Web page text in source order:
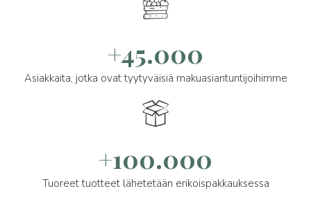
+45.000
Asiakkaita, jotka ovat tyytyväisiä makuasiantuntijoihimme
+100.000
Tuoreet tuotteet lähetetään erikoispakkauksessa